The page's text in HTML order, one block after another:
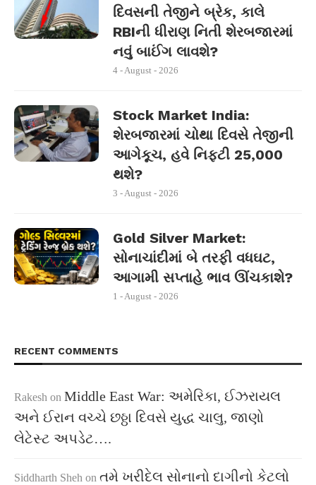
દિવસની તેજીને બ્રેક, કાલે
RBIની ધીરાણ નિતી શેરબજારમાં
નવું બાઈંગ લાવશે?
4 - August - 2026
Stock Market India:
શેરબજારમાં ચોથા દિવસે તેજીની
આગેકૂચ, હવે નિફ્ટી 25,000
થશે?
3 - August - 2026
Gold Silver Market:
સોનાચાંદીમાં બે તરફી વધઘટ,
આગામી સપ્તાહે ભાવ ઊંચકાશે?
1 - August - 2026
RECENT COMMENTS
Rakesh on Middle East War: અમેરિકા, ઈઝરાયલ
અને ઈરાન વચ્ચે છઠ્ઠા દિવસે યુદ્ધ ચાલુ, જાણો
લેટેસ્ટ અપડેટ….
Siddharth Sheh on તમે ખરીદેલ સોનાનો દાગીનો કેટલો